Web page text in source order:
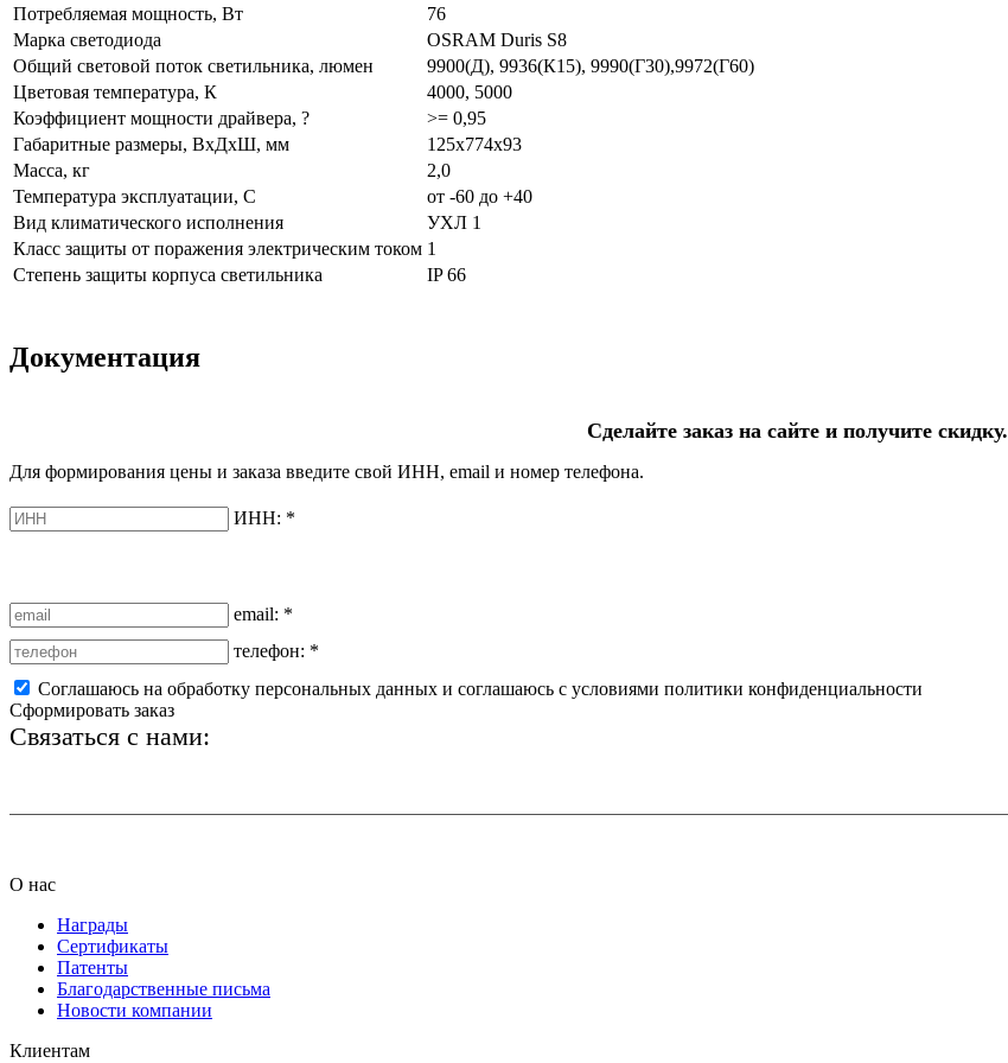
Потребляемая мощность, Вт
76
Марка светодиода
OSRAM Duris S8
Общий световой поток светильника, люмен
9900(Д), 9936(К15), 9990(Г30),9972(Г60)
Цветовая температура, К
4000, 5000
Коэффициент мощности драйвера, ?
>= 0,95
Габаритные размеры, ВхДхШ, мм
125х774х93
Масса, кг
2,0
Температура эксплуатации, С
от -60 до +40
Вид климатического исполнения
УХЛ 1
Класс защиты от поражения электрическим током 1
Степень защиты корпуса светильника
IP 66
Документация
Сделайте заказ на сайте и получите скидку.
Для формирования цены и заказа введите свой ИНН, email и номер телефона.
ИНН: *
email: *
телефон: *
Соглашаюсь на обработку персональных данных и соглашаюсь с условиями политики конфиденциальности
Сформировать заказ
Связаться с нами:
О нас
Награды
Сертификаты
Патенты
Благодарственные письма
Новости компании
Клиентам